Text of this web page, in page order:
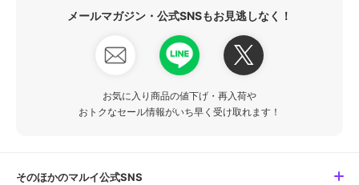
メールマガジン・公式SNSもお見逃しなく！
お気に入り商品の値下げ・再入荷や
おトクなセール情報がいち早く受け取れます！
そのほかのマルイ公式SNS